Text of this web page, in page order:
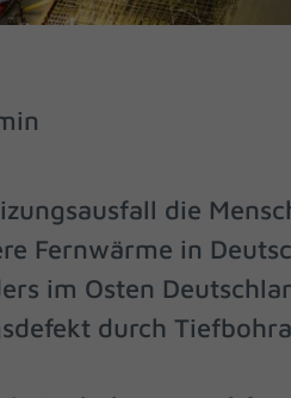
die
Fernwärme in
im Osten
durch